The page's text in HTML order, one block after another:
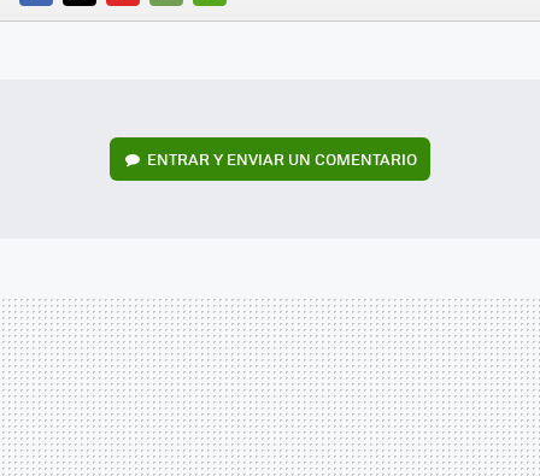
FACEBOOK
TWITTERFLIPBOARD
E-
WHATSAPP
ENTRAR Y ENVIAR UN COMENTARIO